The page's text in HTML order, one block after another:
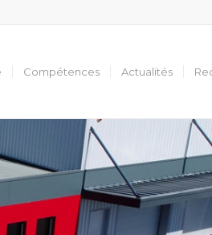
Compétences Actualités